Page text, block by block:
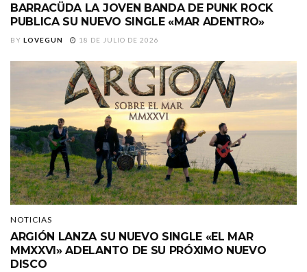
BARRACÜDA LA JOVEN BANDA DE PUNK ROCK
PUBLICA SU NUEVO SINGLE «MAR ADENTRO»
BY LOVEGUN 18 DE JULIO DE 2026
NOTICIAS
ARGIÓN LANZA SU NUEVO SINGLE «EL MAR
MMXXVI» ADELANTO DE SU PRÓXIMO NUEVO
DISCO